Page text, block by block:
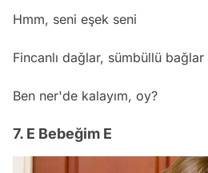
Hmm, seni eşek seni
Fincanlı dağlar, sümbüllü bağlar
Ben ner'de kalayım, oy?
7. E Bebeğim E